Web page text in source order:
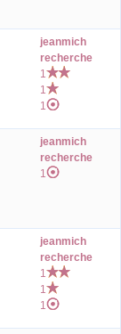
jeanmich
recherche
1
1
1
jeanmich
recherche
1
jeanmich
recherche
1
1
1